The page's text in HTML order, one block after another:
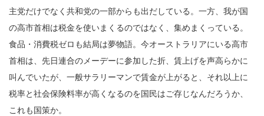
主党だけでなく共和党の一部からも出だしている。一方、我が国
の高市首相は税金を使いまくるのではなく、集めまくっている。
食品・消費税ゼロも結局は夢物語。今オーストラリアにいる高市
首相は、先日連合のメーデーに参加した折、賃上げを声高らかに
叫んでいたが、一般サラリーマンで賃金が上がると、それ以上に
税率と社会保険料率が高くなるのを国民はご存じなんだろうか、
これも国策か。